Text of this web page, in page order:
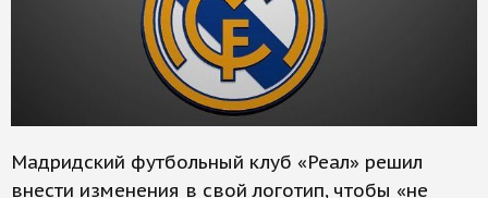
Мадридский футбольный клуб «Реал» решил
внести изменения в свой логотип, чтобы «не